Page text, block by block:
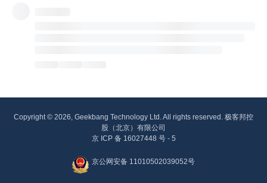
Copyright © 2026, Geekbang Technology Ltd. All rights reserved. 极客邦控
股（北京）有限公司
京 ICP 备 16027448 号 - 5
京公网安备 11010502039052号